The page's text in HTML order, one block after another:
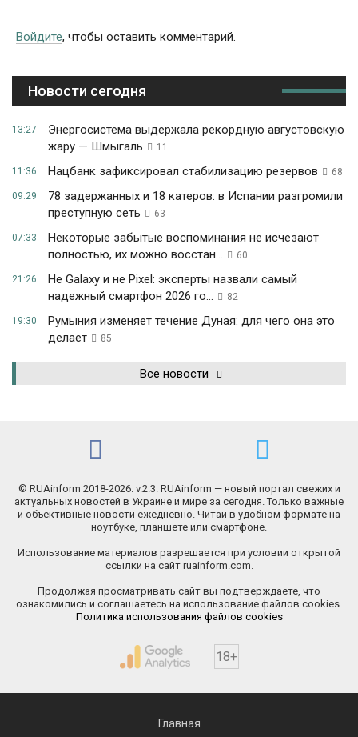
Войдите, чтобы оставить комментарий.
Новости сегодня
13:27
Энергосистема выдержала рекордную августовскую
жару — Шмыгаль
11
11:36 Нацбанк зафиксировал стабилизацию резервов 68
09:29
78 задержанных и 18 катеров: в Испании разгромили
преступную сеть
63
07:33
Некоторые забытые воспоминания не исчезают
полностью, их можно восстан...
60
21:26
Не Galaxy и не Pixel: эксперты назвали самый
надежный смартфон 2026 го...
82
19:30
Румыния изменяет течение Дуная: для чего она это
делает
85
Все новости
© RUAinform 2018-2026. v.2.3. RUAinform — новый портал свежих и
актуальных новостей в Украине и мире за сегодня. Только важные
и объективные новости ежедневно. Читай в удобном формате на
ноутбуке, планшете или смартфоне.
Использование материалов разрешается при условии открытой
ссылки на сайт ruainform.com.
Продолжая просматривать сайт вы подтверждаете, что
ознакомились и соглашаетесь на использование файлов cookies.
Политика использования файлов cookies
18+
Главная